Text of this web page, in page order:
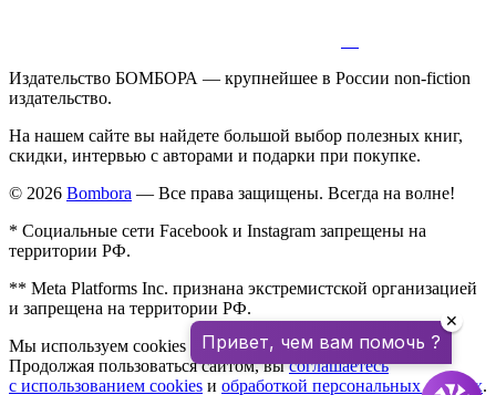
Издательство БОМБОРА — крупнейшее в России non-fiction
издательство.
На нашем сайте вы найдете большой выбор полезных книг,
скидки, интервью с авторами и подарки при покупке.
© 2026 Bombora — Все права защищены. Всегда на волне!
* Социальные сети Facebook и Instagram запрещены на
территории РФ.
** Meta Platforms Inc. признана экстремистской организацией
и запрещена на территории РФ.
Мы используем cookies для улучшения работы сайта.
Продолжая пользоваться сайтом, высоглашаетесь
с использованием cookies и обработкой персональных данных.
Привет, чем вам помочь ?
✕